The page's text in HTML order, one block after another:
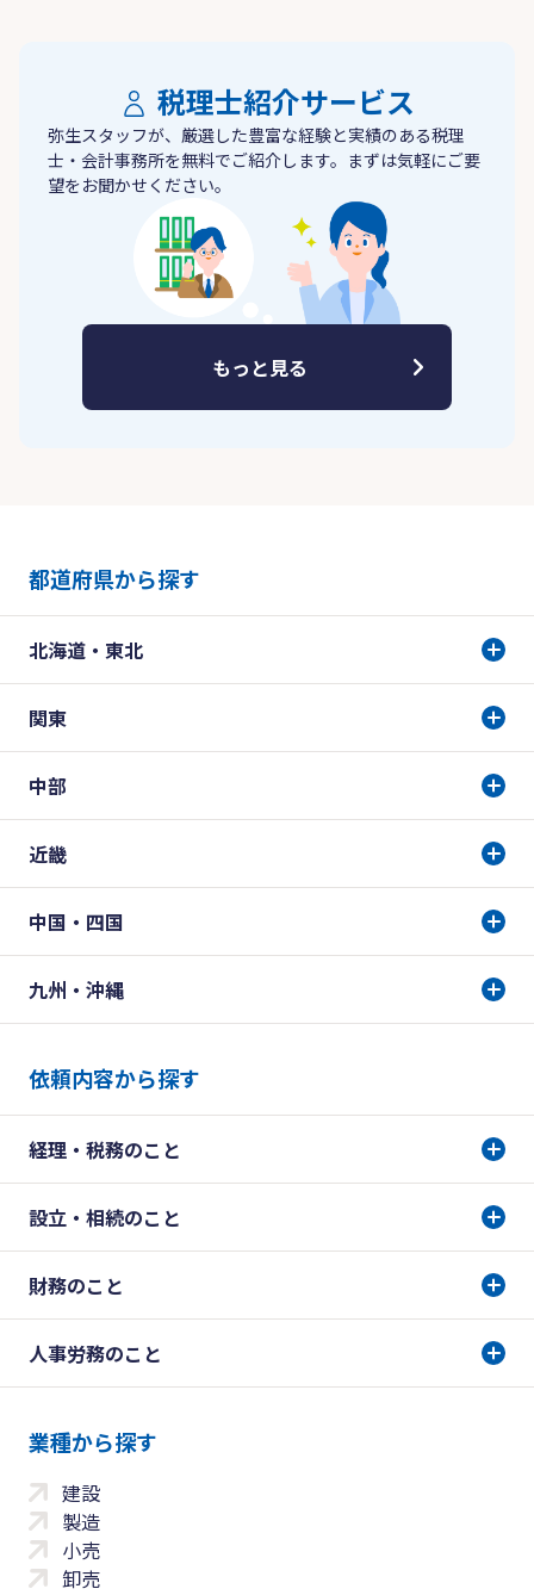
税理士紹介サービス
弥生スタッフが、厳選した豊富な経験と実績のある税理
士・会計事務所を無料でご紹介します。まずは気軽にご要
望をお聞かせください。
もっと見る
都道府県から探す
北海道・東北
関東
中部
近畿
中国・四国
九州・沖縄
依頼内容から探す
経理・税務のこと
設立・相続のこと
財務のこと
人事労務のこと
業種から探す
建設
製造
小売
卸売